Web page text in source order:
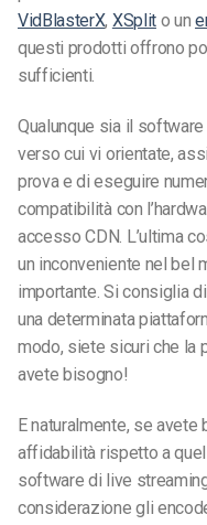
VidBlasterX, XSplito un
questi prodotti offrono
sufficienti.
Qualunque sia il
verso cui vi orientate,
prova e di eseguire
compatibilità con
accesso CDN. L’ultima
un inconveniente nel bel
importante. Si consiglia
una determinata
modo, siete sicuri che la
avete bisogno!
E naturalmente, se
affidabilità rispetto a
software di live
considerazione gli